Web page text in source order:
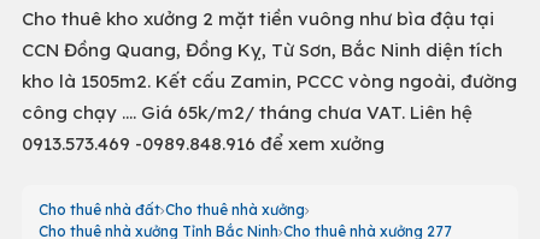
Cho thuê kho xưởng 2 mặt tiền vuông như bìa đậu tại
CCN Đồng Quang, Đồng Kỵ, Từ Sơn, Bắc Ninh diện tích
kho là 1505m2. Kết cấu Zamin, PCCC vòng ngoài, đường
công chạy .... Giá 65k/m2/ tháng chưa VAT. Liên hệ
0913.573.469 -0989.848.916 để xem xưởng
Cho thuê nhà đất Cho thuê nhà xưởng
Cho thuê nhà xưởng Tỉnh Bắc Ninh Cho thuê nhà xưởng 277